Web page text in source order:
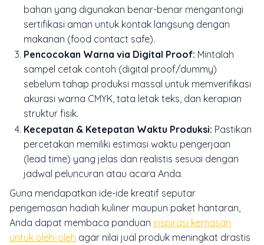
bahan yang digunakan benar-benar mengantongi
sertifikasi aman untuk kontak langsung dengan
makanan (food contact safe).
Pencocokan Warna via Digital Proof: Mintalah
sampel cetak contoh (digital proof/dummy)
sebelum tahap produksi massal untuk memverifikasi
akurasi warna CMYK, tata letak teks, dan kerapian
struktur fisik.
Kecepatan & Ketepatan Waktu Produksi: Pastikan
percetakan memiliki estimasi waktu pengerjaan
(lead time) yang jelas dan realistis sesuai dengan
jadwal peluncuran atau acara Anda.
Guna mendapatkan ide-ide kreatif seputar
pengemasan hadiah kuliner maupun paket hantaran,
Anda dapat membaca panduan inspirasi kemasan
untuk oleh-oleh agar nilai jual produk meningkat drastis